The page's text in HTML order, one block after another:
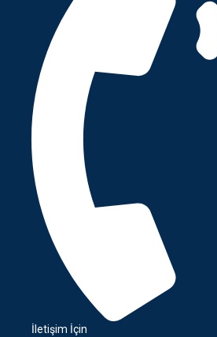
İletişim İçin